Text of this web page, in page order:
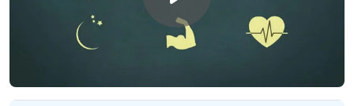
здоровья нации
Польза миндаля
Станислав Денисенко,
здоровья нации